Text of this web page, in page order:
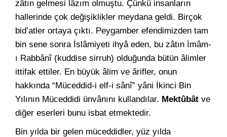
zâtın gelmesi lâzım olmuştu. Çünkü insanların
hallerinde çok değişiklikler meydana geldi. Birçok
bid’atler ortaya çıktı. Peygamber efendimizden tam
bin sene sonra İslâmiyeti ihyâ eden, bu zâtın İmâm-
ı Rabbânî (kuddise sirruh) olduğunda bütün âlimler
ittifak ettiler. En büyük âlim ve ârifler, onun
hakkında “Müceddid-i elf-i sânî” yâni İkinci Bin
Yılının Müceddidi ünvânını kullandılar. Mektûbât ve
diğer eserleri bunu isbat etmektedir.
Bin yılda bir gelen müceddidler, yüz yılda